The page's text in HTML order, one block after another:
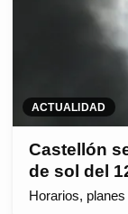
ACTUALIDAD
Castellón
de sol del
Horarios,